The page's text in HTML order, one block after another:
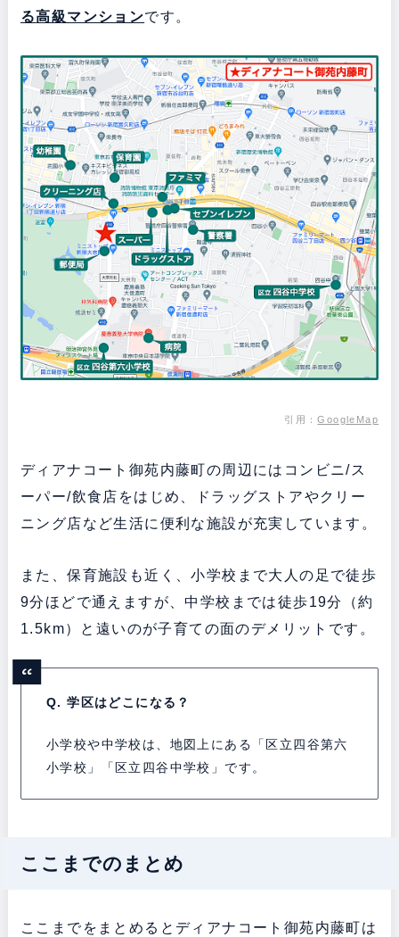
る高級マンションです。
引用：GoogleMap
ディアナコート御苑内藤町の周辺にはコンビニ/ス
ーパー/飲食店をはじめ、ドラッグストアやクリー
ニング店など生活に便利な施設が充実しています。
また、保育施設も近く、小学校まで大人の足で徒歩
9分ほどで通えますが、中学校までは徒歩19分（約
1.5km）と遠いのが子育ての面のデメリットです。
Q. 学区はどこになる？
小学校や中学校は、地図上にある「区立四谷第六
小学校」「区立四谷中学校」です。
ここまでのまとめ
ここまでをまとめるとディアナコート御苑内藤町は